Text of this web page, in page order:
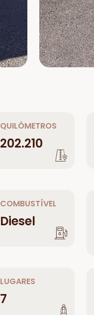
QUILÓMETROS
202.210
COMBUSTÍVEL
Diesel
LUGARES
7